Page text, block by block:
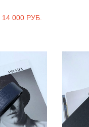
14 000 РУБ.